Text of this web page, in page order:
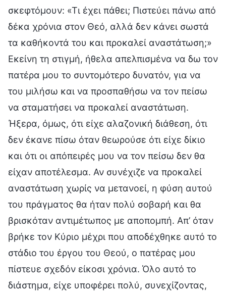
σκεφτόμουν: «Τι έχει πάθει; Πιστεύει πάνω από
δέκα χρόνια στον Θεό, αλλά δεν κάνει σωστά
τα καθήκοντά του και προκαλεί αναστάτωση;»
Εκείνη τη στιγμή, ήθελα απελπισμένα να δω τον
πατέρα μου το συντομότερο δυνατόν, για να
του μιλήσω και να προσπαθήσω να τον πείσω
να σταματήσει να προκαλεί αναστάτωση.
Ήξερα, όμως, ότι είχε αλαζονική διάθεση, ότι
δεν έκανε πίσω όταν θεωρούσε ότι είχε δίκιο
και ότι οι απόπειρές μου να τον πείσω δεν θα
είχαν αποτέλεσμα. Αν συνέχιζε να προκαλεί
αναστάτωση χωρίς να μετανοεί, η φύση αυτού
του πράγματος θα ήταν πολύ σοβαρή και θα
βρισκόταν αντιμέτωπος με αποπομπή. Απ’ όταν
βρήκε τον Κύριο μέχρι που αποδέχθηκε αυτό το
στάδιο του έργου του Θεού, ο πατέρας μου
πίστευε σχεδόν είκοσι χρόνια. Όλο αυτό το
διάστημα, είχε υποφέρει πολύ, συνεχίζοντας,